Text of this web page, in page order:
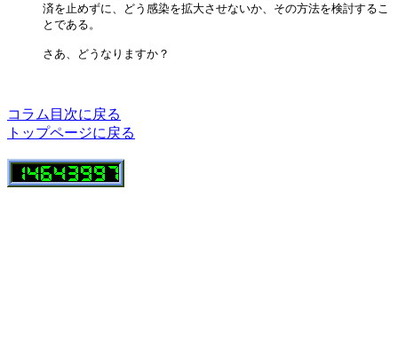
済を止めずに、どう感染を拡大させないか、その方法を検討するこ
とである。
さあ、どうなりますか？
コラム目次に戻る
トップページに戻る